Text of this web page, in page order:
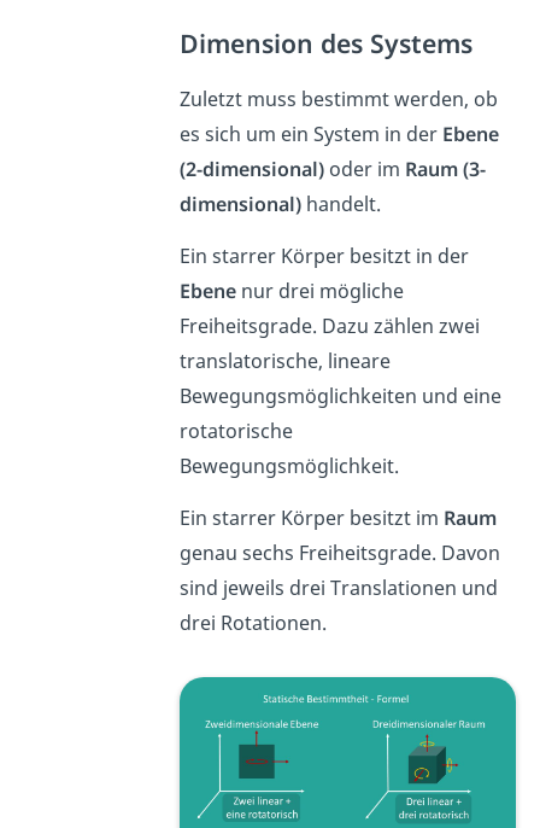
Dimension des Systems
Zuletzt muss bestimmt werden, ob
es sich um ein System in der Ebene
(2-dimensional)oder im Raum (3-
dimensional)handelt.
Ein starrer Körper besitzt in der
Ebenenur drei mögliche
Freiheitsgrade. Dazu zählen zwei
translatorische, lineare
Bewegungsmöglichkeiten und eine
rotatorische
Bewegungsmöglichkeit.
Ein starrer Körper besitzt im Raum
genau sechs Freiheitsgrade. Davon
sind jeweils drei Translationen und
drei Rotationen.